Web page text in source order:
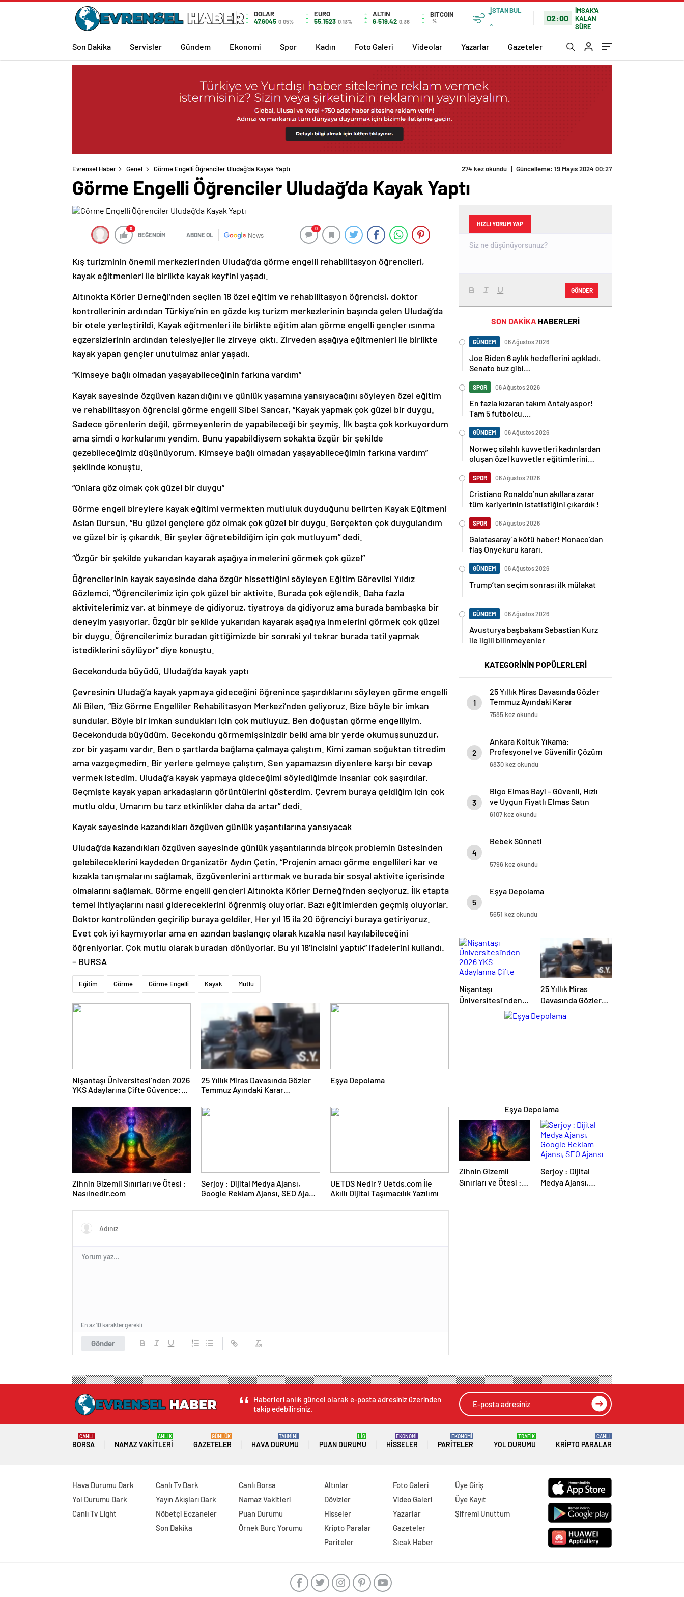
DOLAR
47,6045 0.05%
EURO
55,1523 0.13%
ALTIN
6.519,42 0,36
BITCOIN
%
İSTANBUL
°
02:00
İMSAK'A
KALAN
SÜRE
Son Dakika Servisler Gündem Ekonomi Spor Kadın Foto Galeri Videolar Yazarlar Gazeteler
Evrensel Haber Genel Görme Engelli Öğrenciler Uludağ’da Kayak Yaptı 274 kez okundu | Güncelleme: 19 Mayıs 2024 00:27
Görme Engelli Öğrenciler Uludağ’da Kayak Yaptı
0
BEĞENDİM ABONE OL News
0
Kış turizminin önemli merkezlerinden Uludağ’da görme engelli rehabilitasyon öğrencileri,
kayak eğitmenleri ile birlikte kayak keyfini yaşadı.
Altınokta Körler Derneği’nden seçilen 18 özel eğitim ve rehabilitasyon öğrencisi, doktor
kontrollerinin ardından Türkiye’nin en gözde kış turizm merkezlerinin başında gelen Uludağ’da
bir otele yerleştirildi. Kayak eğitmenleri ile birlikte eğitim alan görme engelli gençler ısınma
egzersizlerinin ardından telesiyejler ile zirveye çıktı. Zirveden aşağıya eğitmenleri ile birlikte
kayak yapan gençler unutulmaz anlar yaşadı.
“Kimseye bağlı olmadan yaşayabileceğinin farkına vardım”
Kayak sayesinde özgüven kazandığını ve günlük yaşamına yansıyacağını söyleyen özel eğitim
ve rehabilitasyon öğrencisi görme engelli Sibel Sancar, “Kayak yapmak çok güzel bir duygu.
Sadece görenlerin değil, görmeyenlerin de yapabileceği bir şeymiş. İlk başta çok korkuyordum
ama şimdi o korkularımı yendim. Bunu yapabildiysem sokakta özgür bir şekilde
gezebileceğimiz düşünüyorum. Kimseye bağlı olmadan yaşayabileceğimin farkına vardım”
şeklinde konuştu.
“Onlara göz olmak çok güzel bir duygu”
Görme engeli bireylere kayak eğitimi vermekten mutluluk duyduğunu belirten Kayak Eğitmeni
Aslan Dursun, “Bu güzel gençlere göz olmak çok güzel bir duygu. Gerçekten çok duygulandım
ve güzel bir iş çıkardık. Bir şeyler öğretebildiğim için çok mutluyum” dedi.
“Özgür bir şekilde yukarıdan kayarak aşağıya inmelerini görmek çok güzel”
Öğrencilerinin kayak sayesinde daha özgür hissettiğini söyleyen Eğitim Görevlisi Yıldız
Gözlemci, “Öğrencilerimiz için çok güzel bir aktivite. Burada çok eğlendik. Daha fazla
aktivitelerimiz var, at binmeye de gidiyoruz, tiyatroya da gidiyoruz ama burada bambaşka bir
deneyim yaşıyorlar. Özgür bir şekilde yukarıdan kayarak aşağıya inmelerini görmek çok güzel
bir duygu. Öğrencilerimiz buradan gittiğimizde bir sonraki yıl tekrar burada tatil yapmak
istediklerini söylüyor” diye konuştu.
Gecekonduda büyüdü, Uludağ’da kayak yaptı
Çevresinin Uludağ’a kayak yapmaya gideceğini öğrenince şaşırdıklarını söyleyen görme engelli
Ali Bilen, “Biz Görme Engelliler Rehabilitasyon Merkezi’nden geliyoruz. Bize böyle bir imkan
sundular. Böyle bir imkan sundukları için çok mutluyuz. Ben doğuştan görme engelliyim.
Gecekonduda büyüdüm. Gecekondu görmemişsinizdir belki ama bir yerde okumuşsunuzdur,
zor bir yaşamı vardır. Ben o şartlarda bağlama çalmaya çalıştım. Kimi zaman soğuktan titredim
ama vazgeçmedim. Bir yerlere gelmeye çalıştım. Sen yapamazsın diyenlere karşı bir cevap
vermek istedim. Uludağ’a kayak yapmaya gideceğimi söylediğimde insanlar çok şaşırdılar.
Geçmişte kayak yapan arkadaşların görüntülerini gösterdim. Çevrem buraya geldiğim için çok
mutlu oldu. Umarım bu tarz etkinlikler daha da artar” dedi.
Kayak sayesinde kazandıkları özgüven günlük yaşantılarına yansıyacak
Uludağ’da kazandıkları özgüven sayesinde günlük yaşantılarında birçok problemin üstesinden
gelebileceklerini kaydeden Organizatör Aydın Çetin, “Projenin amacı görme engellileri kar ve
kızakla tanışmalarını sağlamak, özgüvenlerini arttırmak ve burada bir sosyal aktivite içerisinde
olmalarını sağlamak. Görme engelli gençleri Altınokta Körler Derneği’nden seçiyoruz. İlk etapta
temel ihtiyaçlarını nasıl gidereceklerini öğrenmiş oluyorlar. Bazı eğitimlerden geçmiş oluyorlar.
Doktor kontrolünden geçirilip buraya geldiler. Her yıl 15 ila 20 öğrenciyi buraya getiriyoruz.
Evet çok iyi kaymıyorlar ama en azından başlangıç olarak kızakla nasıl kayılabileceğini
öğreniyorlar. Çok mutlu olarak buradan dönüyorlar. Bu yıl 18’incisini yaptık” ifadelerini kullandı.
– BURSA
Eğitim Görme Görme Engelli Kayak Mutlu
Nişantaşı Üniversitesi’nden 2026
YKS Adaylarına Çifte Güvence:
25 Yıllık Miras Davasında Gözler
Temmuz Ayındaki Karar
Eşya Depolama
Zihnin Gizemli Sınırları ve Ötesi :
Nasılnedir.com
Serjoy : Dijital Medya Ajansı,
Google Reklam Ajansı, SEO Ajansı
UETDS Nedir ? Uetds.com İle
Akıllı Dijital Taşımacılık Yazılımı
Gönder
En az 10 karakter gerekli
HIZLI YORUM YAP
GÖNDER
SON DAKİKA HABERLERİ
GÜNDEM 06 Ağustos 2026
Joe Biden 6 aylık hedeflerini açıkladı.
Senato buz gibi…
SPOR 06 Ağustos 2026
En fazla kızaran takım Antalyaspor!
Tam 5 futbolcu….
GÜNDEM 06 Ağustos 2026
Norweç silahlı kuvvetleri kadınlardan
oluşan özel kuvvetler eğitimlerini
SPOR 06 Ağustos 2026
Cristiano Ronaldo’nun akıllara zarar
tüm kariyerinin istatistiğini çıkardık !
SPOR 06 Ağustos 2026
Galatasaray’a kötü haber! Monaco’dan
flaş Onyekuru kararı.
GÜNDEM 06 Ağustos 2026
Trump’tan seçim sonrası ilk mülakat
GÜNDEM 06 Ağustos 2026
Avusturya başbakanı Sebastian Kurz
ile ilgili bilinmeyenler
KATEGORİNİN POPÜLERLERİ
1
25 Yıllık Miras Davasında Gözler
Temmuz Ayındaki Karar
Duruşmasına Çevrildi
7585 kez okundu
2
Ankara Koltuk Yıkama:
Profesyonel ve Güvenilir Çözüm
6830 kez okundu
3
Bigo Elmas Bayi – Güvenli, Hızlı
ve Uygun Fiyatlı Elmas Satın
Almanın Yeni Adresi
6107 kez okundu
4
Bebek Sünneti
5796 kez okundu
5
Eşya Depolama
5651 kez okundu
Nişantaşı
Üniversitesi’nden
25 Yıllık Miras
Davasında Gözler
Temmuz Ayındaki
Karar Duruşmasına
Eşya Depolama
Zihnin Gizemli
Sınırları ve Ötesi :
Serjoy : Dijital
Medya Ajansı,
Haberleri anlık güncel olarak e-posta adresiniz üzerinden
takip edebilirsiniz.
BORSA
CANLI
NAMAZ VAKITLERI
ANLIK
GAZETELER
GÜNLÜK
HAVA DURUMU
TAHMİNİ
PUAN DURUMU
LİG
HISSELER
EKONOMİ
PARITELER
EKONOMİ
YOL DURUMU
TRAFİK
KRIPTO PARALAR
CANLI
Hava Durumu Dark
Yol Durumu Dark
Canlı Tv Light
Canlı Tv Dark
Yayın Akışları Dark
Nöbetçi Eczaneler
Son Dakika
Canlı Borsa
Namaz Vakitleri
Puan Durumu
Örnek Burç Yorumu
Altınlar
Dövizler
Hisseler
Kripto Paralar
Pariteler
Foto Galeri
Video Galeri
Yazarlar
Gazeteler
Sıcak Haber
Üye Giriş
Üye Kayıt
Şifremi Unuttum